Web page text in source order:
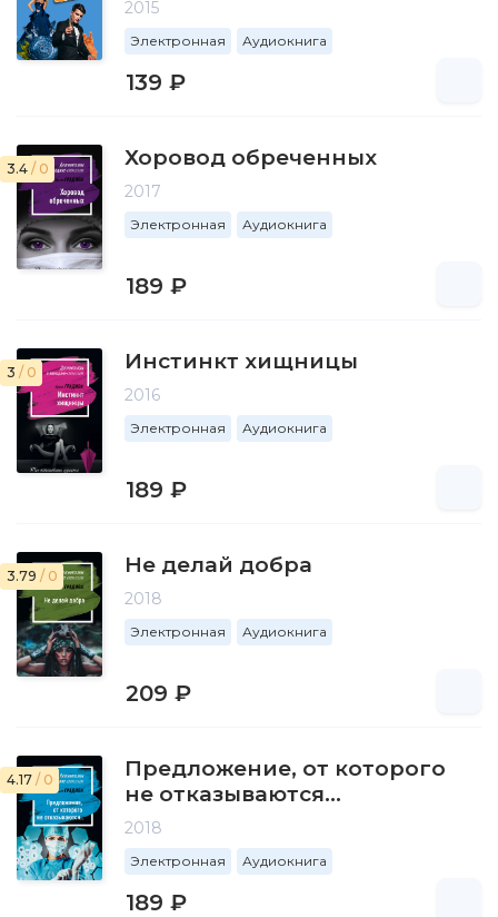
2015
Электронная Аудиокнига
139 ₽
3.4 / 0 Хоровод обреченных
2017
Электронная Аудиокнига
189 ₽
3 / 0 Инстинкт хищницы
2016
Электронная Аудиокнига
189 ₽
3.79 / 0 Не делай добра
2018
Электронная Аудиокнига
209 ₽
4.17 / 0
Предложение, от которого
не отказываются…
2018
Электронная Аудиокнига
189 ₽